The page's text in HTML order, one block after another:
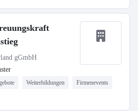
gGmbH
Weiterbildungen Firmenevents